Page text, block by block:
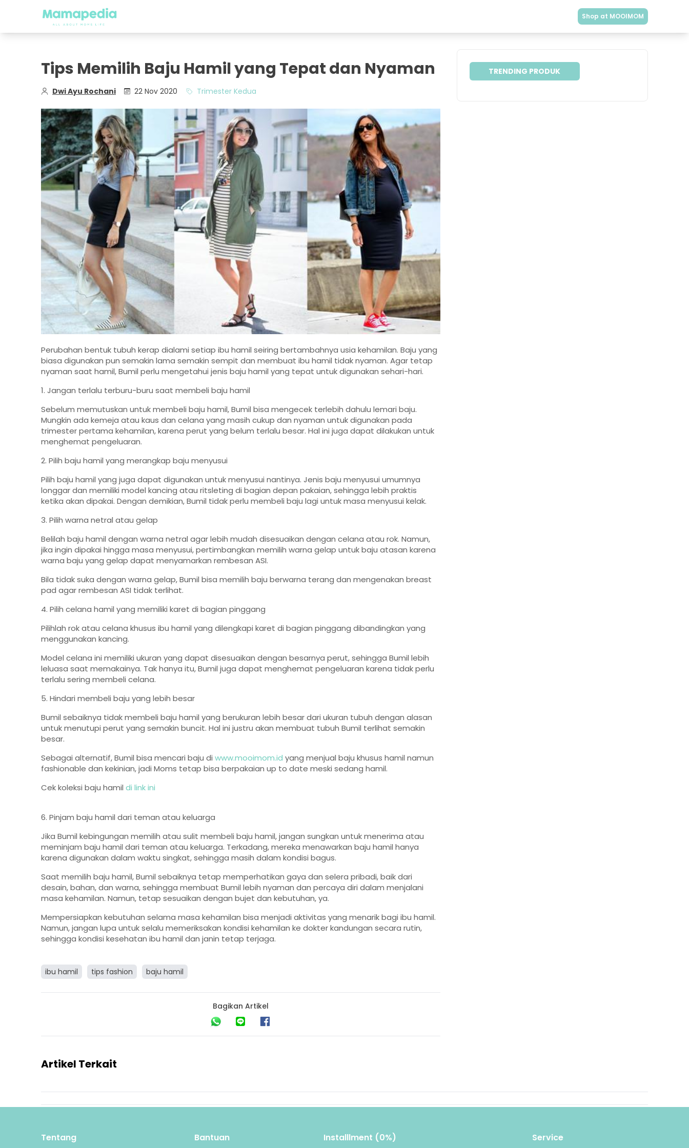
Shop at MOOIMOM
Tips Memilih Baju Hamil yang Tepat dan Nyaman
Dwi Ayu Rochani 22 Nov 2020 Trimester Kedua
Perubahan bentuk tubuh kerap dialami setiap ibu hamil seiring bertambahnya usia kehamilan. Baju yang
biasa digunakan pun semakin lama semakin sempit dan membuat ibu hamil tidak nyaman. Agar tetap
nyaman saat hamil, Bumil perlu mengetahui jenis baju hamil yang tepat untuk digunakan sehari-hari.
1. Jangan terlalu terburu-buru saat membeli baju hamil
Sebelum memutuskan untuk membeli baju hamil, Bumil bisa mengecek terlebih dahulu lemari baju.
Mungkin ada kemeja atau kaus dan celana yang masih cukup dan nyaman untuk digunakan pada
trimester pertama kehamilan, karena perut yang belum terlalu besar. Hal ini juga dapat dilakukan untuk
menghemat pengeluaran.
2. Pilih baju hamil yang merangkap baju menyusui
Pilih baju hamil yang juga dapat digunakan untuk menyusui nantinya. Jenis baju menyusui umumnya
longgar dan memiliki model kancing atau ritsleting di bagian depan pakaian, sehingga lebih praktis
ketika akan dipakai. Dengan demikian, Bumil tidak perlu membeli baju lagi untuk masa menyusui kelak.
3. Pilih warna netral atau gelap
Belilah baju hamil dengan warna netral agar lebih mudah disesuaikan dengan celana atau rok. Namun,
jika ingin dipakai hingga masa menyusui, pertimbangkan memilih warna gelap untuk baju atasan karena
warna baju yang gelap dapat menyamarkan rembesan ASI.
Bila tidak suka dengan warna gelap, Bumil bisa memilih baju berwarna terang dan mengenakan breast
pad agar rembesan ASI tidak terlihat.
4. Pilih celana hamil yang memiliki karet di bagian pinggang
Pilihlah rok atau celana khusus ibu hamil yang dilengkapi karet di bagian pinggang dibandingkan yang
menggunakan kancing.
Model celana ini memiliki ukuran yang dapat disesuaikan dengan besarnya perut, sehingga Bumil lebih
leluasa saat memakainya. Tak hanya itu, Bumil juga dapat menghemat pengeluaran karena tidak perlu
terlalu sering membeli celana.
5. Hindari membeli baju yang lebih besar
Bumil sebaiknya tidak membeli baju hamil yang berukuran lebih besar dari ukuran tubuh dengan alasan
untuk menutupi perut yang semakin buncit. Hal ini justru akan membuat tubuh Bumil terlihat semakin
besar.
Sebagai alternatif, Bumil bisa mencari baju di www.mooimom.id yang menjual baju khusus hamil namun
fashionable dan kekinian, jadi Moms tetap bisa berpakaian up to date meski sedang hamil.
Cek koleksi baju hamil di link ini
6. Pinjam baju hamil dari teman atau keluarga
Jika Bumil kebingungan memilih atau sulit membeli baju hamil, jangan sungkan untuk menerima atau
meminjam baju hamil dari teman atau keluarga. Terkadang, mereka menawarkan baju hamil hanya
karena digunakan dalam waktu singkat, sehingga masih dalam kondisi bagus.
Saat memilih baju hamil, Bumil sebaiknya tetap memperhatikan gaya dan selera pribadi, baik dari
desain, bahan, dan warna, sehingga membuat Bumil lebih nyaman dan percaya diri dalam menjalani
masa kehamilan. Namun, tetap sesuaikan dengan bujet dan kebutuhan, ya.
Mempersiapkan kebutuhan selama masa kehamilan bisa menjadi aktivitas yang menarik bagi ibu hamil.
Namun, jangan lupa untuk selalu memeriksakan kondisi kehamilan ke dokter kandungan secara rutin,
sehingga kondisi kesehatan ibu hamil dan janin tetap terjaga.
ibu hamil tips fashion baju hamil
Bagikan Artikel
TRENDING PRODUK
Artikel Terkait
Tentang Bantuan Installlment (0%) Service